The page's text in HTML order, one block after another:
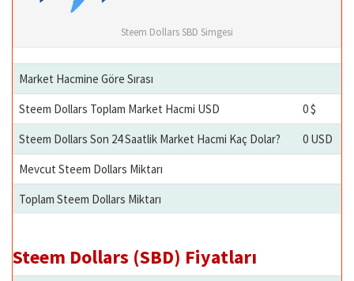
Steem Dollars SBD Simgesi
Market Hacmine Göre Sırası
Steem Dollars Toplam Market Hacmi USD
0 $
Steem Dollars Son 24 Saatlik Market Hacmi Kaç Dolar?
0 USD
Mevcut Steem Dollars Miktarı
Toplam Steem Dollars Miktarı
Steem Dollars (SBD) Fiyatları